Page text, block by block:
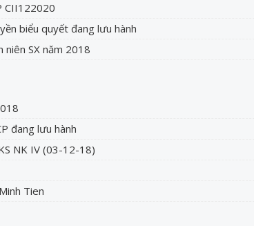
CII122020
biểu quyết đang lưu hành
niên SX năm 2018
đang lưu hành
NK IV (03-12-18)
Tien